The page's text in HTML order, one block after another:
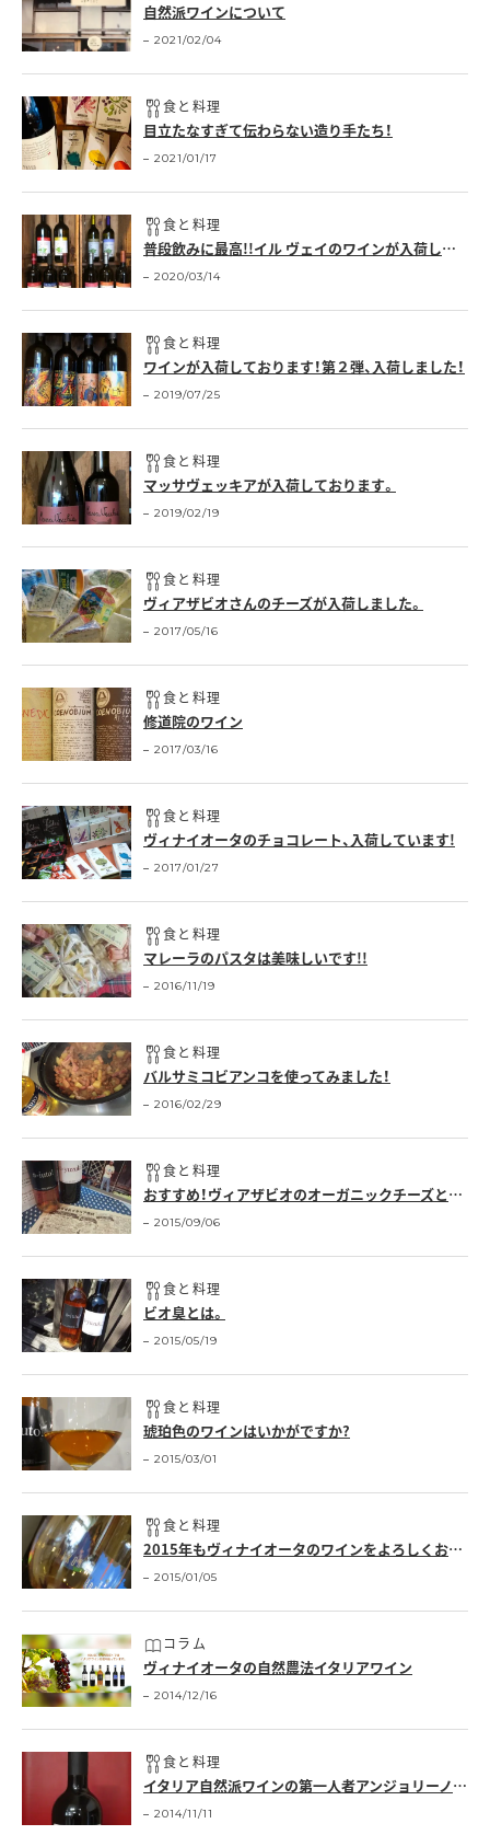
自然派ワインについて
2021/02/04
食と料理
目立たなすぎて伝わらない造り手たち！
2021/01/17
食と料理
普段飲みに最高!!イル ヴェイのワインが入荷しました！
2020/03/14
食と料理
ワインが入荷しております！第２弾、入荷しました！
2019/07/25
食と料理
マッサヴェッキアが入荷しております。
2019/02/19
食と料理
ヴィアザビオさんのチーズが入荷しました。
2017/05/16
食と料理
修道院のワイン
2017/03/16
食と料理
ヴィナイオータのチョコレート、入荷しています!
2017/01/27
食と料理
マレーラのパスタは美味しいです!!
2016/11/19
食と料理
バルサミコビアンコを使ってみました！
2016/02/29
食と料理
おすすめ！ヴィアザビオのオーガニックチーズとパネッツアのイタリアパン
2015/09/06
食と料理
ビオ臭とは。
2015/05/19
食と料理
琥珀色のワインはいかがですか?
2015/03/01
食と料理
2015年もヴィナイオータのワインをよろしくお願いします。
2015/01/05
コラム
ヴィナイオータの自然農法イタリアワイン
2014/12/16
食と料理
イタリア自然派ワインの第一人者アンジョリーノ・マウレのロッソ・マシエリ
2014/11/11